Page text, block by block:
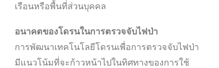
เรือนหรือพื้นที่ส่วนบุคคล
อนาคตของโดรนในการตรวจจับไฟป่า
การพัฒนาเทคโนโลยีโดรนเพื่อการตรวจจับไฟป่า
มีแนวโน้มที่จะก้าวหน้าไปในทิศทางของการใช้